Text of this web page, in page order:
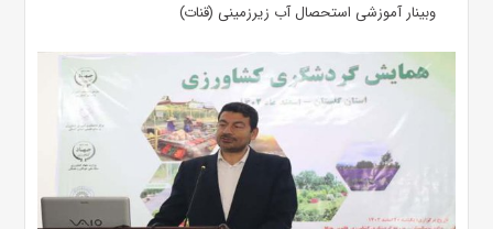
وبینار آموزشی استحصال آب زیرزمینی (قنات)